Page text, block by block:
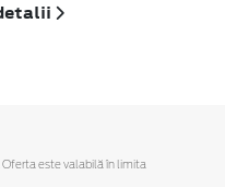
Oferta este valabilă în limita